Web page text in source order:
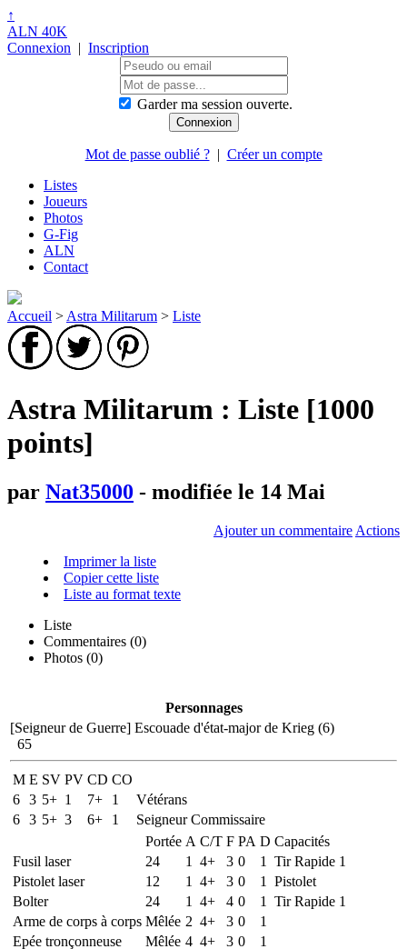
↑
ALN 40K
Connexion | Inscription
Garder ma session ouverte.
Mot de passe oublié ?| Créer un compte
Listes
Joueurs
Photos
G-Fig
ALN
Contact
Accueil > Astra Militarum > Liste
Astra Militarum : Liste [1000
points]
par Nat35000 - modifiée le 14 Mai
Ajouter un commentaire Actions
Imprimer la liste
Copier cette liste
Liste au format texte
Liste
Commentaires (0)
Photos (0)
Personnages
[Seigneur de Guerre] Escouade d'état-major de Krieg (6)
65
M E SV PV CD CO
6 3 5+ 1 7+ 1
Vétérans
6 3 5+ 3 6+ 1
Seigneur Commissaire
Portée A C/T F PA D Capacités
Fusil laser
24 1 4+ 3 0 1
Tir Rapide 1
Pistolet laser
12 1 4+ 3 0 1
Pistolet
Bolter
24 1 4+ 4 0 1
Tir Rapide 1
Arme de corps à corps Mêlée 2 4+ 3 0
1
Epée tronçonneuse
Mêlée 4 4+ 3 0
1